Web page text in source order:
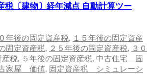
税〔建物〕経年減点 自動計算ツー
年後の固定資産税, １５年後の固定資産
固定資産税, ２５年後の固定資産税, ３０
産税, ５年後の固定資産税, 中古住宅 固
家屋 価値, 固定資産税 シミュレーシ